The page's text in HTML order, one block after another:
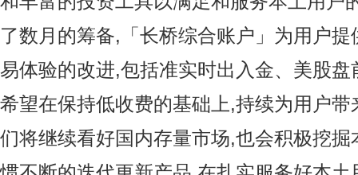
了数月的筹备,「长桥综合账户」为用户
易体验的改进,包括准实时出入金、美股
希望在保持低收费的基础上,持续为用户
们将继续看好国内存量市场,也会积极挖